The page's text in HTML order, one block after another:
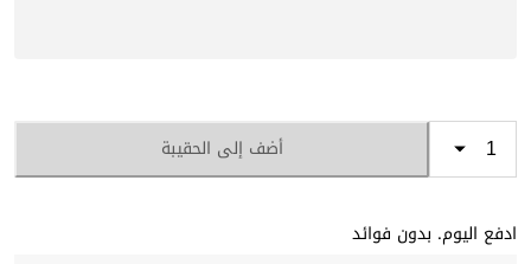
أضف إلى الحقيبة
ادفع اليوم. بدون فوائد